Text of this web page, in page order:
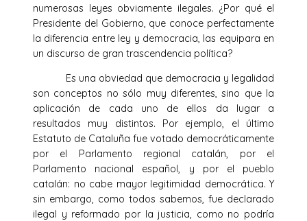
numerosas leyes obviamente ilegales. ¿Por qué el
Presidente del Gobierno, que conoce perfectamente
la diferencia entre ley y democracia, las equipara en
un discurso de gran trascendencia política?
Es una obviedad que democracia y legalidad
son conceptos no sólo muy diferentes, sino que la
aplicación de cada uno de ellos da lugar a
resultados muy distintos. Por ejemplo, el último
Estatuto de Cataluña fue votado democráticamente
por el Parlamento regional catalán, por el
Parlamento nacional español, y por el pueblo
catalán: no cabe mayor legitimidad democrática. Y
sin embargo, como todos sabemos, fue declarado
ilegal y reformado por la justicia, como no podría